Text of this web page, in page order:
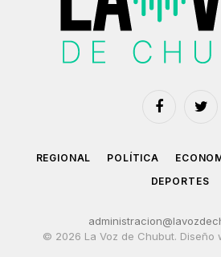
Facebook
REGIONAL POLÍTICA
DEPORTES
© 2026 La Voz de Chubut. Diseño